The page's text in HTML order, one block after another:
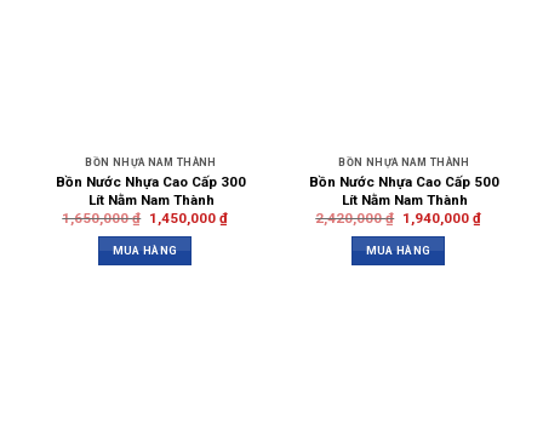
BỒN NHỰA NAM THÀNH
Bồn Nước Nhựa Cao Cấp 300
Lít Nằm Nam Thành
1,650,000₫ 1,450,000 ₫
MUA HÀNG
BỒN NHỰA NAM THÀNH
Bồn Nước Nhựa Cao Cấp 500
Lít Nằm Nam Thành
2,420,000₫ 1,940,000 ₫
MUA HÀNG